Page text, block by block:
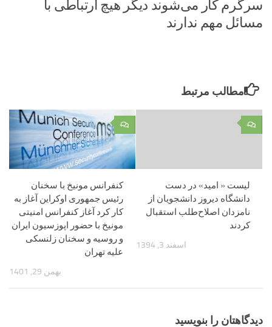
سرگرم کار می‌شوند دیگر هیچ ارتباطی با
مسائل مهم ندارند
مطالب مرتبط
۰
کنفرانس مونیخ با سخنان
رئیس جمهوری اوکراین آغاز به
کار کرد آغاز کنفرانس امنیتی
مونیخ با حضور اپوزسیون ایران
و روسیه و سخنان زلنسکی
علیه تهران
بهمن 29, 1401
۰
لیست « امید» در دست
دانشگاه دیروز دانشجویان از
نامزدان اصلاح‌طلب استقبال
کردند
اسفند 3, 1394
دیدگاهتان را بنویسید